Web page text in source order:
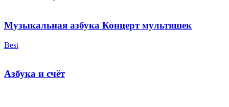
Музыкальная азбука Концерт мультяшек
Best
Азбука и счёт